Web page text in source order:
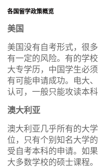
各国留学政策概览
美国
美国没有自考形式，很
有一定的风险。有的学
大专学历，中国学生必
有可能申请成功。电大
认可，一般只能攻读本科
澳大利亚
澳大利亚几乎所有的大
位，只有个别知名大学
受自考本科的申请。如
大多数学校的硕士课程。